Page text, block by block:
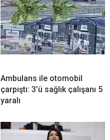
Ambulans ile otomobil
çarpıştı: 3’ü sağlık çalışanı 5
yaralı